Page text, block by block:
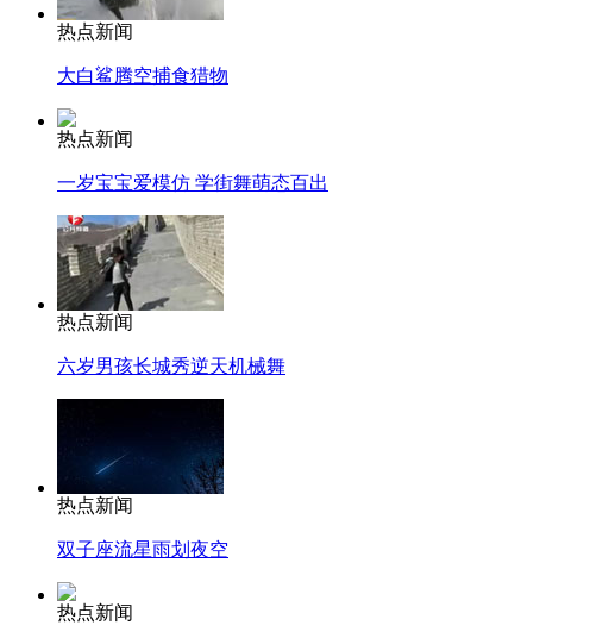
热点新闻
大白鲨腾空捕食猎物
热点新闻
一岁宝宝爱模仿 学街舞萌态百出
热点新闻
六岁男孩长城秀逆天机械舞
热点新闻
双子座流星雨划夜空
热点新闻